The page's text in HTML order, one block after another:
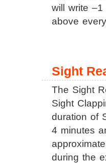
will write
above
Sight
The Sight
Sight
duration of
4 minutes
during the